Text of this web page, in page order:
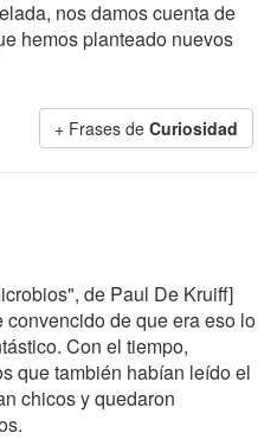
nos damos cuenta de
hemos planteado nuevos
+ Frases de Curiosidad
de Paul De Kruiff]
de que era eso lo
Con el tiempo,
que también habían leído el
chicos y quedaron